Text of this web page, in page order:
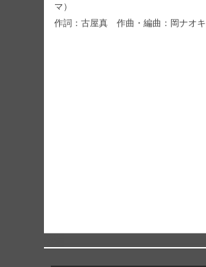
マ）
作詞：古屋真 作曲・編曲：岡ナオキ